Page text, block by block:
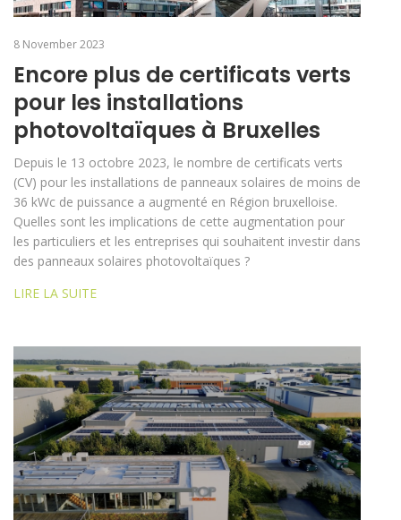
8 November 2023
Encore plus de certificats verts
pour les installations
photovoltaïques à Bruxelles
Depuis le 13 octobre 2023, le nombre de certificats verts
(CV) pour les installations de panneaux solaires de moins de
36 kWc de puissance a augmenté en Région bruxelloise.
Quelles sont les implications de cette augmentation pour
les particuliers et les entreprises qui souhaitent investir dans
des panneaux solaires photovoltaïques ?
LIRE LA SUITE